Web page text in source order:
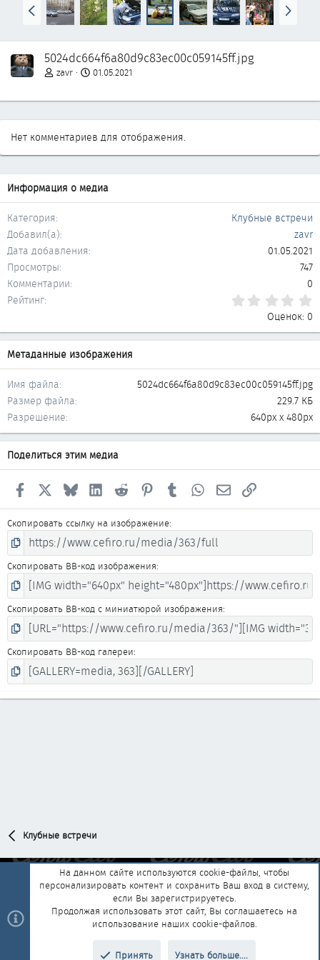
Н
а
а
д
В
п
р
5024dc664f6a80d9c83ec00c059145ff.jpg
zavr 01.05.2021
Нет комментариев для отображения.
Информация о медиа
Категория
Клубные встречи
Добавил(а)
zavr
Дата добавления
01.05.2021
Просмотры
747
Комментарии
0
Рейтинг
Оценок: 0
Метаданные изображения
Имя файла
5024dc664f6a80d9c83ec00c059145ff.jpg
Размер файла
229.7 КБ
Разрешение
640px x 480px
Поделиться этим медиа
Facebook Bluesky LinkedInReddit PinterestTumblr WhatsAppЭлектронная почта
Ссылка
Скопировать ссылку на изображение
Скопировать BB-код изображения
Скопировать BB-код с миниатюрой изображения
Скопировать BB-код галереи
Клубные встречи
Обратная связь
Условия и правила
Политика конфиденциальности
Помощь Главная
R
®
На данном сайте используются cookie-файлы, чтобы
персонализировать контент и сохранить Ваш вход в систему,
если Вы зарегистрируетесь.
Продолжая использовать этот сайт, Вы соглашаетесь на
использование наших cookie-файлов.
Принять Узнать больше....